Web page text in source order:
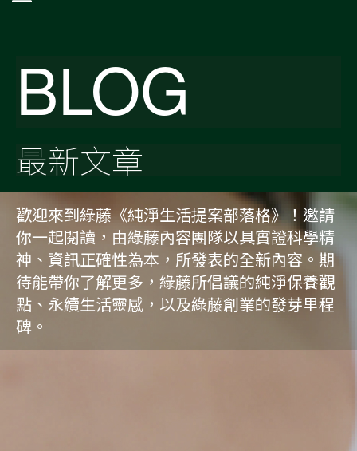
BLOG
最新文章
歡迎來到綠藤《純淨生活提案部落格》！邀請
你一起閱讀，由綠藤內容團隊以具實證科學精
神、資訊正確性為本，所發表的全新內容。期
待能帶你了解更多，綠藤所倡議的純淨保養觀
點、永續生活靈感，以及綠藤創業的發芽里程
碑。